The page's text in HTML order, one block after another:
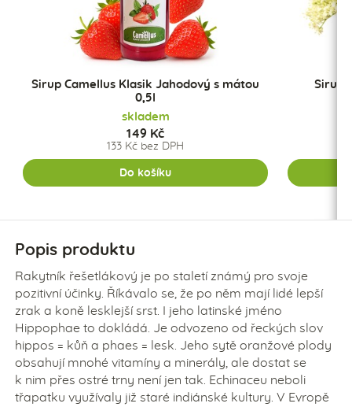
Sirup Camellus Klasik Jahodový s mátou
0,5l
skladem
149 Kč
133 Kč bez DPH
Do košíku
Sirup
Popis produktu
Rakytník řešetlákový je po staletí známý pro svoje
pozitivní účinky. Říkávalo se, že po něm mají lidé lepší
zrak a koně lesklejší srst. I jeho latinské jméno
Hippophae to dokládá. Je odvozeno od řeckých slov
hippos = kůň a phaes = lesk. Jeho sytě oranžové plody
obsahují mnohé vitamíny a minerály, ale dostat se
k nim přes ostré trny není jen tak. Echinaceu neboli
třapatku využívaly již staré indiánské kultury. V Evropě